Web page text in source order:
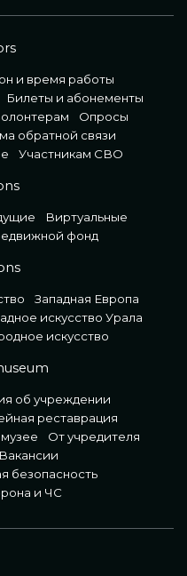
и время работы
Билеты и абонементы
Опросы
обратной связи
Участникам СВО
Виртуальные
фонд
Западная Европа
искусство Урала
искусство
об учреждении
реставрация
От учредителя
Вакансии
безопасность
и ЧС